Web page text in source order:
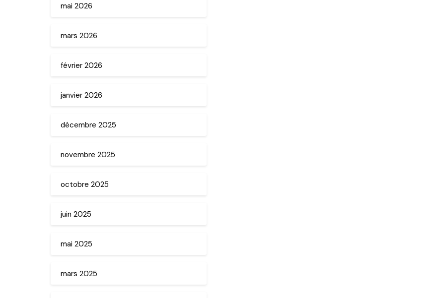
mai 2026
mars 2026
février 2026
janvier 2026
décembre 2025
novembre 2025
octobre 2025
juin 2025
mai 2025
mars 2025